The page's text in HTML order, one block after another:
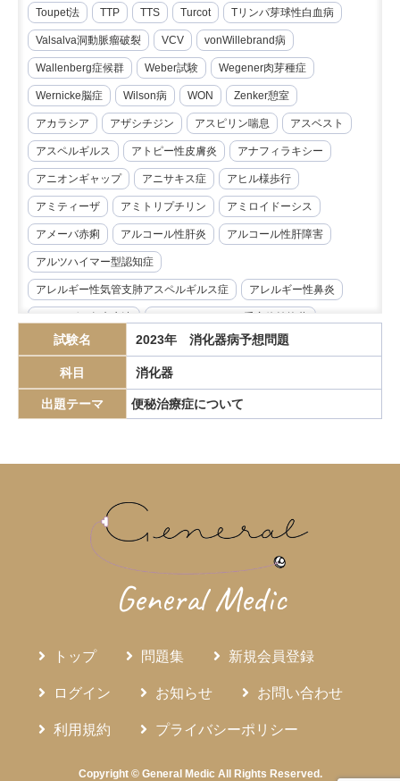
Toupet法 TTP TTS Turcot Tリンパ芽球性白血病
Valsalva洞動脈瘤破裂 VCV vonWillebrand病
Wallenberg症候群 Weber試験 Wegener肉芽種症
Wernicke脳症 Wilson病 WON Zenker憩室
アカラシア アザシチジン アスピリン喘息 アスベスト
アスペルギルス アトピー性皮膚炎 アナフィラキシー
アニオンギャップ アニサキス症 アヒル様歩行
アミティーザ アミトリプチリン アミロイドーシス
アメーバ赤痢 アルコール性肝炎 アルコール性肝障害
アルツハイマー型認知症
アレルギー性気管支肺アスペルギルス症 アレルギー性鼻炎
イマチニブ インスリノーマ インピーダンス試験
インフリキシマブ エクリズマブ
エピペン エリスロポエチン エルシニア腸炎
カンジダ血症
がん疼痛 がん統計 がん薬物療法
ギランバレー症候群 クッシング病
クラミジア グラム染色
クローン病 クロピドグレル コールドポリペクトミー
サルモネラ シェーグレン症候群 シクロスポリン
試験名 2023年 消化器病予想問題
科目 消化器
出題テーマ 便秘治療症について
General Medic
トップ 問題集 新規会員登録
ログイン お知らせ お問い合わせ
利用規約 プライバシーポリシー
Copyright © General Medic All Rights Reserved.